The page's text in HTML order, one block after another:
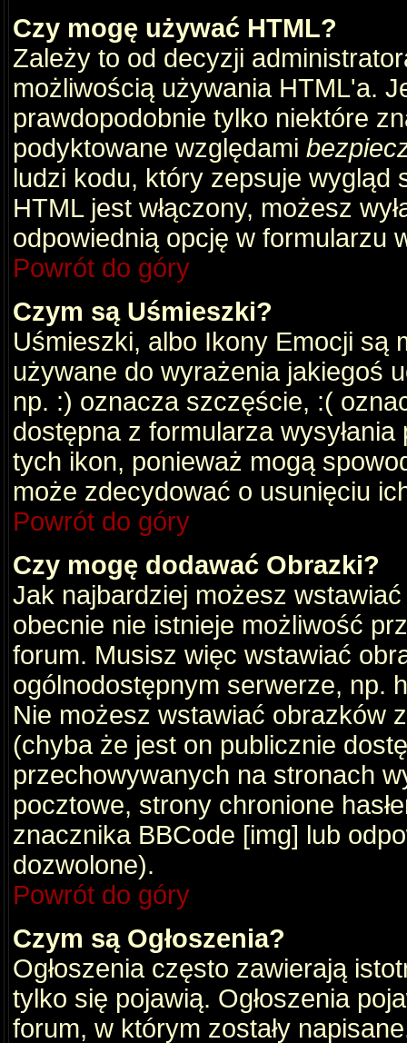
Czy mogę używać HTML?
Zależy to od decyzji
możliwością używania HTML'a.
prawdopodobnie tylko niektóre
podyktowane względami
ludzi kodu, który zepsuje wygląd
HTML jest włączony, możesz
odpowiednią opcję w formularzu
Powrót do góry
Czym są Uśmieszki?
Uśmieszki, albo Ikony Emocji są
używane do wyrażenia jakiegoś
np. :) oznacza szczęście, :(
dostępna z formularza
tych ikon, ponieważ mogą
może zdecydować o usunięciu
Powrót do góry
Czy mogę dodawać Obrazki?
Jak najbardziej możesz
obecnie nie istnieje możliwość
forum. Musisz więc wstawiać
ogólnodostępnym serwerze, np.
Nie możesz wstawiać obrazków
(chyba że jest on publicznie
przechowywanych na stronach
pocztowe, strony chronione
znacznika BBCode [img] lub
dozwolone).
Powrót do góry
Czym są Ogłoszenia?
Ogłoszenia często zawierają
tylko się pojawią. Ogłoszenia
forum, w którym zostały